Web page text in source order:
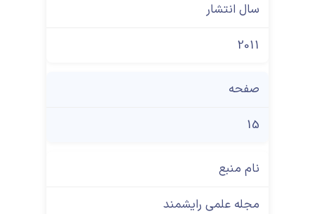
سال انتشار
2011
صفحه
15
نام منبع
مجله علمی رایشمند